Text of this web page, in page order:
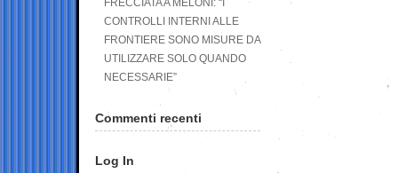
FRECCIATA A MELONI: “I
CONTROLLI INTERNI ALLE
FRONTIERE SONO MISURE DA
UTILIZZARE SOLO QUANDO
NECESSARIE”
Commenti recenti
Log In